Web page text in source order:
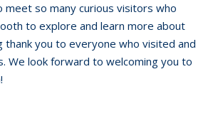
so many curious visitors who
to explore and learn more about
thank you to everyone who visited and
We look forward to welcoming you to